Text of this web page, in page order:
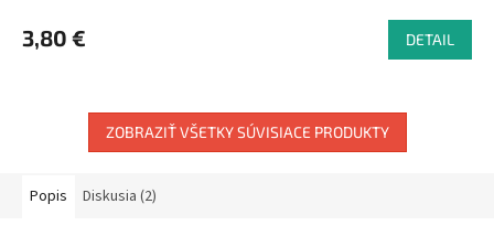
3,80 € DETAIL
ZOBRAZIŤ VŠETKY SÚVISIACE PRODUKTY
Popis Diskusia (2)